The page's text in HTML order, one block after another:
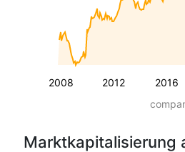
2008 2012 2016
Marktkapitalisierung